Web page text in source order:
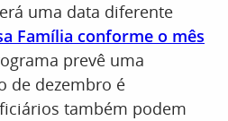
uma data diferente
Família conforme o mês
prevê uma
de dezembro é
também podem